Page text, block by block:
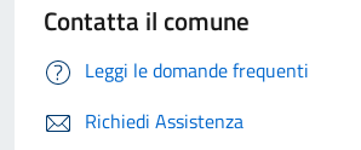
Contatta il comune
Leggi le domande frequenti
Richiedi Assistenza